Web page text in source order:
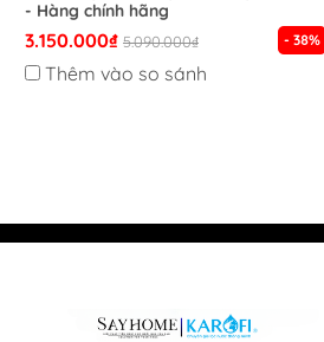
- Hàng chính hãng
3.150.000₫ 5.090.000₫ - 38%
Thêm vào so sánh